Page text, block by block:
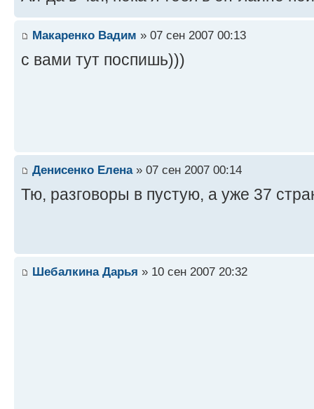
Макаренко Вадим » 07 сен 2007 00:13
с вами тут поспишь)))
Денисенко Елена» 07 сен 2007 00:14
Тю, разговоры в пустую, а уже 37
Шебалкина Дарья » 10 сен 2007 20:32